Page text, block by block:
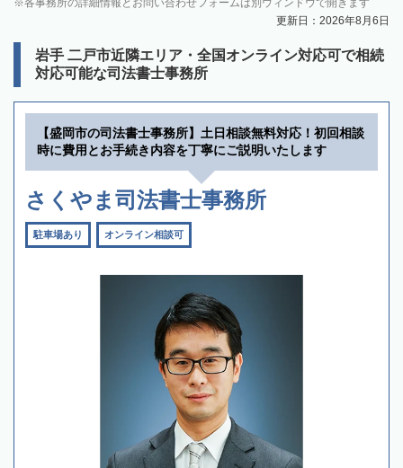
各事務所の詳細情報とお問い合わせフォームは別ウィンドウで開きます
更新日：2026年8月6日
岩手 二戸市近隣エリア・全国オンライン対応可で相続
対応可能な司法書士事務所
【盛岡市の司法書士事務所】土日相談無料対応！初回相談
時に費用とお手続き内容を丁寧にご説明いたします
さくやま司法書士事務所
駐車場あり オンライン相談可